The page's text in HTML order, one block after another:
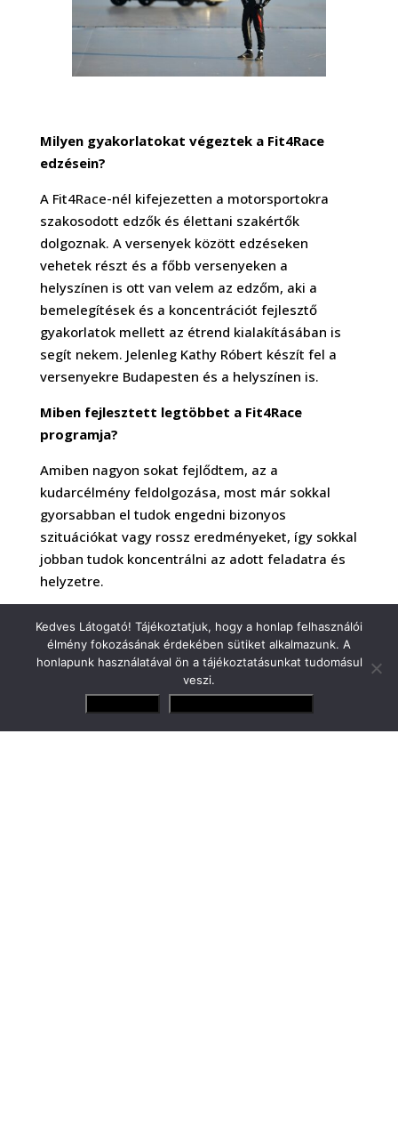
Milyen gyakorlatokat végeztek a Fit4Race
edzésein?
A Fit4Race-nél kifejezetten a motorsportokra
szakosodott edzők és élettani szakértők
dolgoznak. A versenyek között edzéseken
vehetek részt és a főbb versenyeken a
helyszínen is ott van velem az edzőm, aki a
bemelegítések és a koncentrációt fejlesztő
gyakorlatok mellett az étrend kialakításában is
segít nekem. Jelenleg Kathy Róbert készít fel a
versenyekre Budapesten és a helyszínen is.
Miben fejlesztett legtöbbet a Fit4Race
programja?
Amiben nagyon sokat fejlődtem, az a
kudarcélmény feldolgozása, most már sokkal
gyorsabban el tudok engedni bizonyos
szituációkat vagy rossz eredményeket, így sokkal
jobban tudok koncentrálni az adott feladatra és
helyzetre.
Milyen egyéb versenysorozatokat követsz?
Néha WRC-t nézek, a WTCR-t és a Forma-1-et
követem folyamatosan. Max Verstappen a
kedvenc versenyzőm.
Van időd a versenyzésen kívül egyéb hobbira?
Kedves Látogató! Tájékoztatjuk, hogy a honlap felhasználói
élmény fokozásának érdekében sütiket alkalmazunk. A
honlapunk használatával ön a tájékoztatásunkat tudomásul
veszi.